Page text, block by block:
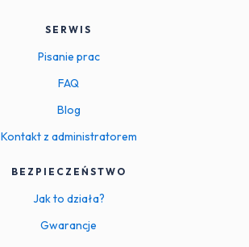
SERWIS
Pisanie prac
FAQ
Blog
Kontakt z administratorem
BEZPIECZEŃSTWO
Jak to działa?
Gwarancje